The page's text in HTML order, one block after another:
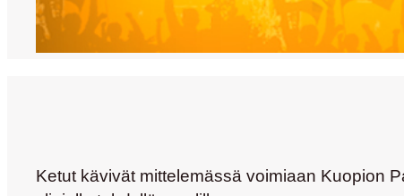
Ketut kävivät mittelemässä voimiaan Kuopion